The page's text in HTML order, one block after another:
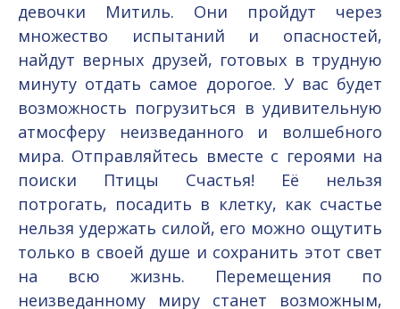
девочки Митиль. Они пройдут через
множество испытаний и опасностей,
найдут верных друзей, готовых в трудную
минуту отдать самое дорогое. У вас будет
возможность погрузиться в удивительную
атмосферу неизведанного и волшебного
мира. Отправляйтесь вместе с героями на
поиски Птицы Счастья! Её нельзя
потрогать, посадить в клетку, как счастье
нельзя удержать силой, его можно ощутить
только в своей душе и сохранить этот свет
на всю жизнь. Перемещения по
неизведанному миру станет возможным,